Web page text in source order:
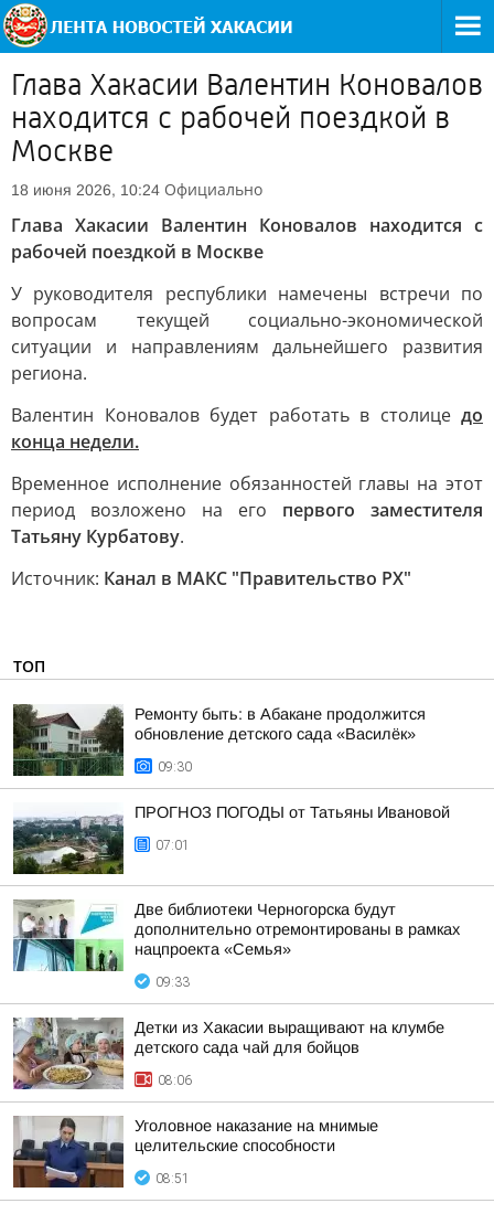
Глава Хакасии Валентин Коновалов
находится с рабочей поездкой в
Москве
18 июня 2026, 10:24 Официально
Глава Хакасии Валентин Коновалов находится с
рабочей поездкой в Москве
У руководителя республики намечены встречи по
вопросам текущей социально-экономической
ситуации и направлениям дальнейшего развития
региона.
Валентин Коновалов будет работать в столице до
конца недели.
Временное исполнение обязанностей главы на этот
период возложено на его первого заместителя
Татьяну Курбатову.
Источник: Канал в МАКС "Правительство РХ"
ТОП
Ремонту быть: в Абакане продолжится
обновление детского сада «Василёк»
09:30
ПРОГНОЗ ПОГОДЫ от Татьяны Ивановой
07:01
Две библиотеки Черногорска будут
дополнительно отремонтированы в рамках
нацпроекта «Семья»
09:33
Детки из Хакасии выращивают на клумбе
детского сада чай для бойцов
08:06
Уголовное наказание на мнимые
целительские способности
08:51